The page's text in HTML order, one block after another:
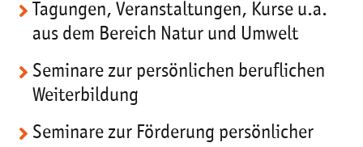
Tagungen, Veranstaltungen, Kurse u.a.
aus dem Bereich Natur und Umwelt
Seminare zur persönlichen beruflichen
Weiterbildung
Seminare zur Förderung persönlicher